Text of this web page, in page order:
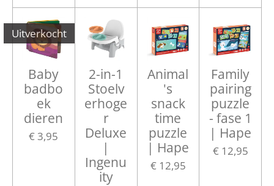
Uitverkocht
Baby
badbo
ek
dieren
€ 3,95
2-in-1
Stoelv
erhoge
r
Deluxe
|
Ingenu
ity
Animal
's
snack
time
puzzle
| Hape
€ 12,95
Family
pairing
puzzle
- fase 1
| Hape
€ 12,95